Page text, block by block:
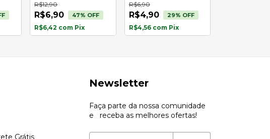
R$6,90
R$12,90
47% OFF
R$6,42 com Pix
R$4,90
R$6,90
29% OFF
R$4,56 com Pix
Grátis
Newsletter
Faça parte da nossa comunidade
e receba as melhores ofertas!